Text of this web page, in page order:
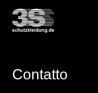
Contatto